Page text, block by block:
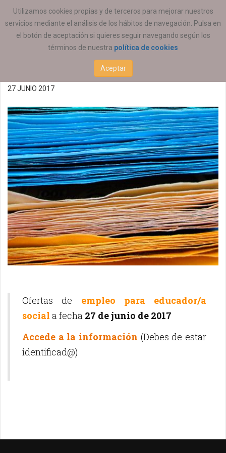
Utilizamos cookies propias y de terceros para mejorar nuestros
servicios mediante el análisis de los hábitos de navegación. Pulsa en
el botón de aceptación si quieres seguir navegando según los
términos de nuestra política de cookies
Aceptar
ESTÁ AQUÍ: ACTUALIDAD COEESCV
Oferta de empleo
27/06/2017 (P)
27 JUNIO 2017
Ofertas de empleo para educador/a
social a fecha 27 de junio de 2017
Accede a la información (Debes de estar
identificad@)